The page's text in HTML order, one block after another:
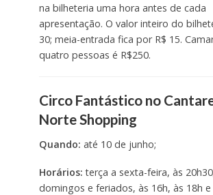
na bilheteria uma hora antes de cada
apresentação. O valor inteiro do
30; meia-entrada fica por R$ 15.
quatro pessoas é R$250.
Circo Fantástico no
Norte Shopping
Quando: até 10 de junho;
Horários: terça a sexta-feira, às
domingos e feriados, às 16h, às 18h e